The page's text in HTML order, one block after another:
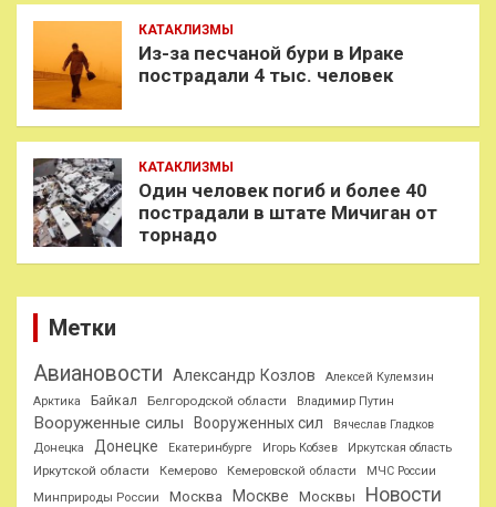
КАТАКЛИЗМЫ
Из-за песчаной бури в Ираке
пострадали 4 тыс. человек
КАТАКЛИЗМЫ
Один человек погиб и более 40
пострадали в штате Мичиган от
торнадо
Метки
Авиановости Александр Козлов
Алексей Кулемзин
Арктика
Байкал Белгородской области Владимир Путин
Вооруженные силы Вооруженных сил
Вячеслав Гладков
Донецка
Донецке Екатеринбурге Игорь Кобзев Иркутская область
Иркутской области Кемерово Кемеровской области
МЧС России
Минприроды России
Москва Москве Москвы
Новости